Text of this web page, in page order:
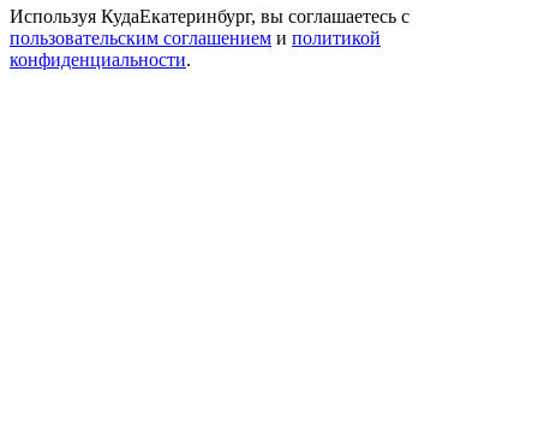
Используя КудаЕкатеринбург, вы соглашаетесь с
пользовательским соглашением и политикой
конфиденциальности.